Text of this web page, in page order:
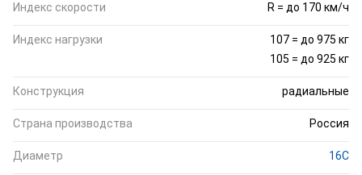
Индекс скорости R = до 170 км/ч
Индекс нагрузки
107 = до 975 кг
105 = до 925 кг
Конструкция радиальные
Страна производства Россия
Диаметр 16C